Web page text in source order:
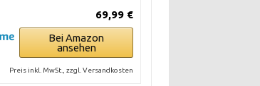
69,99 €
Bei Amazon
ansehen
Preis inkl. MwSt., zzgl. Versandkosten